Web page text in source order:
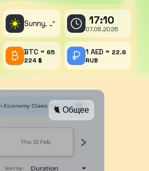
☀️ Sunny, ..° 17:10
07.08.2026
BTC = 65
224 $
1 AED = 22.6
RUB
🐈 Общее